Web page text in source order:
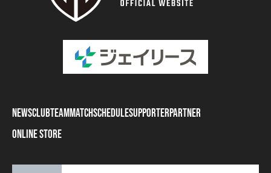
NEWSCLUBTEAMMATCHSCHEDULESUPPORTERPARTNER
ONLINE STORE